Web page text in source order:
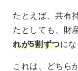
たとえば、共有
たとしても、財
れが5割ずつにな
これは、どちら